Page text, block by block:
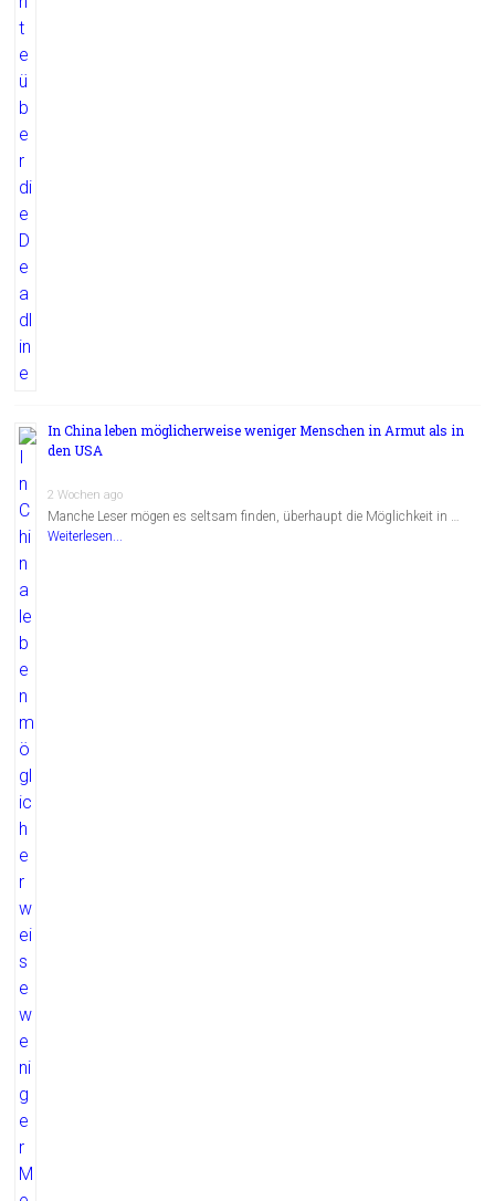
In China leben möglicherweise weniger Menschen in Armut als in
den USA
2 Wochen ago
Manche Leser mögen es seltsam finden, überhaupt die Möglichkeit in …
Weiterlesen...